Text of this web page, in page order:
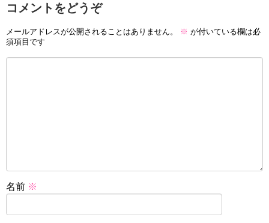
コメントをどうぞ
メールアドレスが公開されることはありません。 ※ が付いている欄は必
須項目です
名前 ※